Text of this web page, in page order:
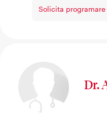
Solicita programare
Dr.